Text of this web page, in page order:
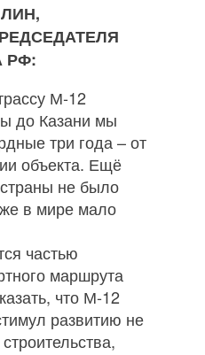
РФ:
М‐12
до Казани мы
три года – от
объекта. Ещё
не было
в мире мало
частью
маршрута
что М‐12
развитию не